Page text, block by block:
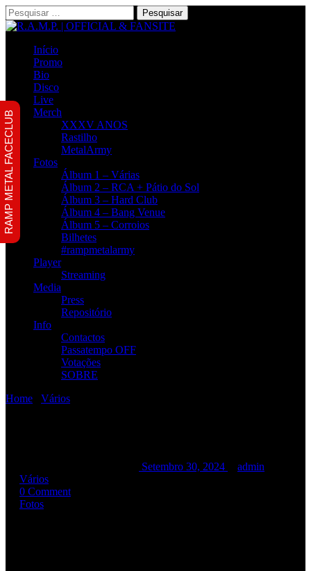
Pesquisar
por:
Início
Promo
Bio
Disco
Live
Merch
XXXV ANOS
Rastilho
MetalArmy
Fotos
Álbum 1 – Várias
Álbum 2 – RCA + Pátio do Sol
Álbum 3 – Hard Club
Álbum 4 – Bang Venue
Álbum 5 – Corroios
Bilhetes
#rampmetalarmy
Player
Streaming
Media
Press
Repositório
Info
Contactos
Passatempo OFF
Votações
SOBRE
Home
Vários
Setembro 30, 2024
admin
Vários
0 Comment
Fotos
RAMP METAL FACECLUB